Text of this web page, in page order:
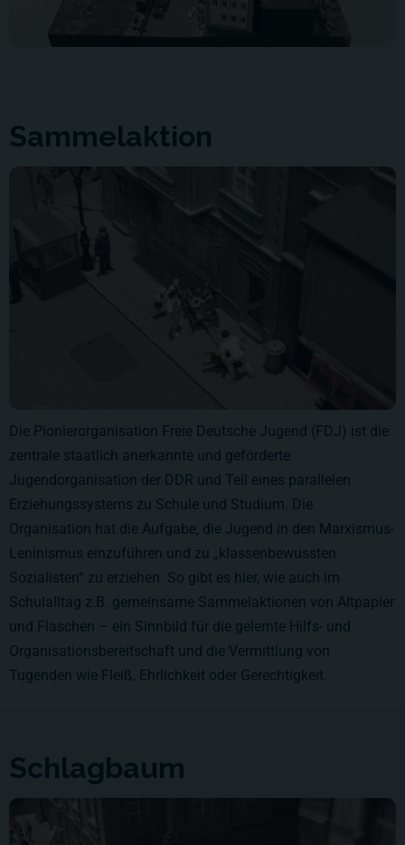
Sammelaktion
Die Pionierorganisation Freie Deutsche Jugend (FDJ) ist die
zentrale staatlich anerkannte und geförderte
Jugendorganisation der DDR und Teil eines parallelen
Erziehungssystems zu Schule und Studium. Die
Organisation hat die Aufgabe, die Jugend in den Marxismus-
Leninismus einzuführen und zu „klassenbewussten
Sozialisten“ zu erziehen. So gibt es hier, wie auch im
Schulalltag z.B. gemeinsame Sammelaktionen von Altpapier
und Flaschen – ein Sinnbild für die gelernte Hilfs- und
Organisationsbereitschaft und die Vermittlung von
Tugenden wie Fleiß, Ehrlichkeit oder Gerechtigkeit.
Schlagbaum